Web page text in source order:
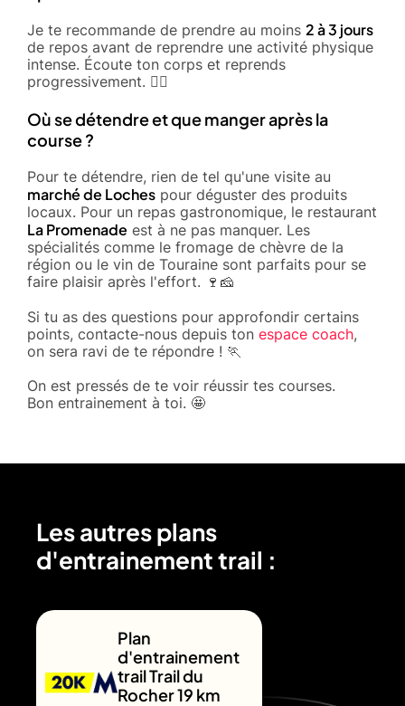
Je te recommande de prendre au moins 2 à 3 jours
de repos avant de reprendre une activité physique
intense. Écoute ton corps et reprends
progressivement. 🚶‍♂️
Où se détendre et que manger après la
course ?
Pour te détendre, rien de tel qu'une visite au
marché de Loches pour déguster des produits
locaux. Pour un repas gastronomique, le restaurant
La Promenade est à ne pas manquer. Les
spécialités comme le fromage de chèvre de la
région ou le vin de Touraine sont parfaits pour se
faire plaisir après l'effort. 🍷🧀
Si tu as des questions pour approfondir certains
points, contacte-nous depuis ton espace coach,
on sera ravi de te répondre ! 🏃
On est pressés de te voir réussir tes courses.
Bon entrainement à toi. 🤩
Les autres plans
d'entrainement trail :
Plan
d'entrainement
trail Trail du
Rocher 19 km